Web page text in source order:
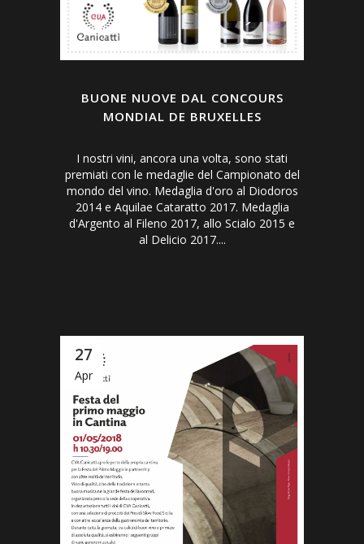
BUONE NUOVE DAL CONCOURS
MONDIAL DE BRUXELLES
I nostri vini, ancora una volta, sono stati
premiati con le medaglie del Campionato del
mondo del vino. Medaglia d'oro al Diodoros
2014 e Aquilae Cataratto 2017. Medaglia
d'Argento al Fileno 2017, allo Scialo 2015 e
al Delicio 2017....
27
Apr